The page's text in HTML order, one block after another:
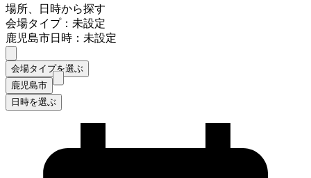
場所、日時から探す
会場タイプ：未設定
鹿児島市日時：未設定
会場タイプを選ぶ
鹿児島市
日時を選ぶ